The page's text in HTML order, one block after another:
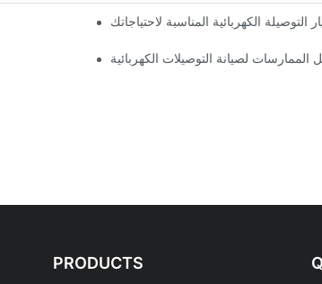
التوصيلة الكهربائية المناسبة لاحتياجاتك
الممارسات لصيانة التوصيلات الكهربائية
PRODUCTS